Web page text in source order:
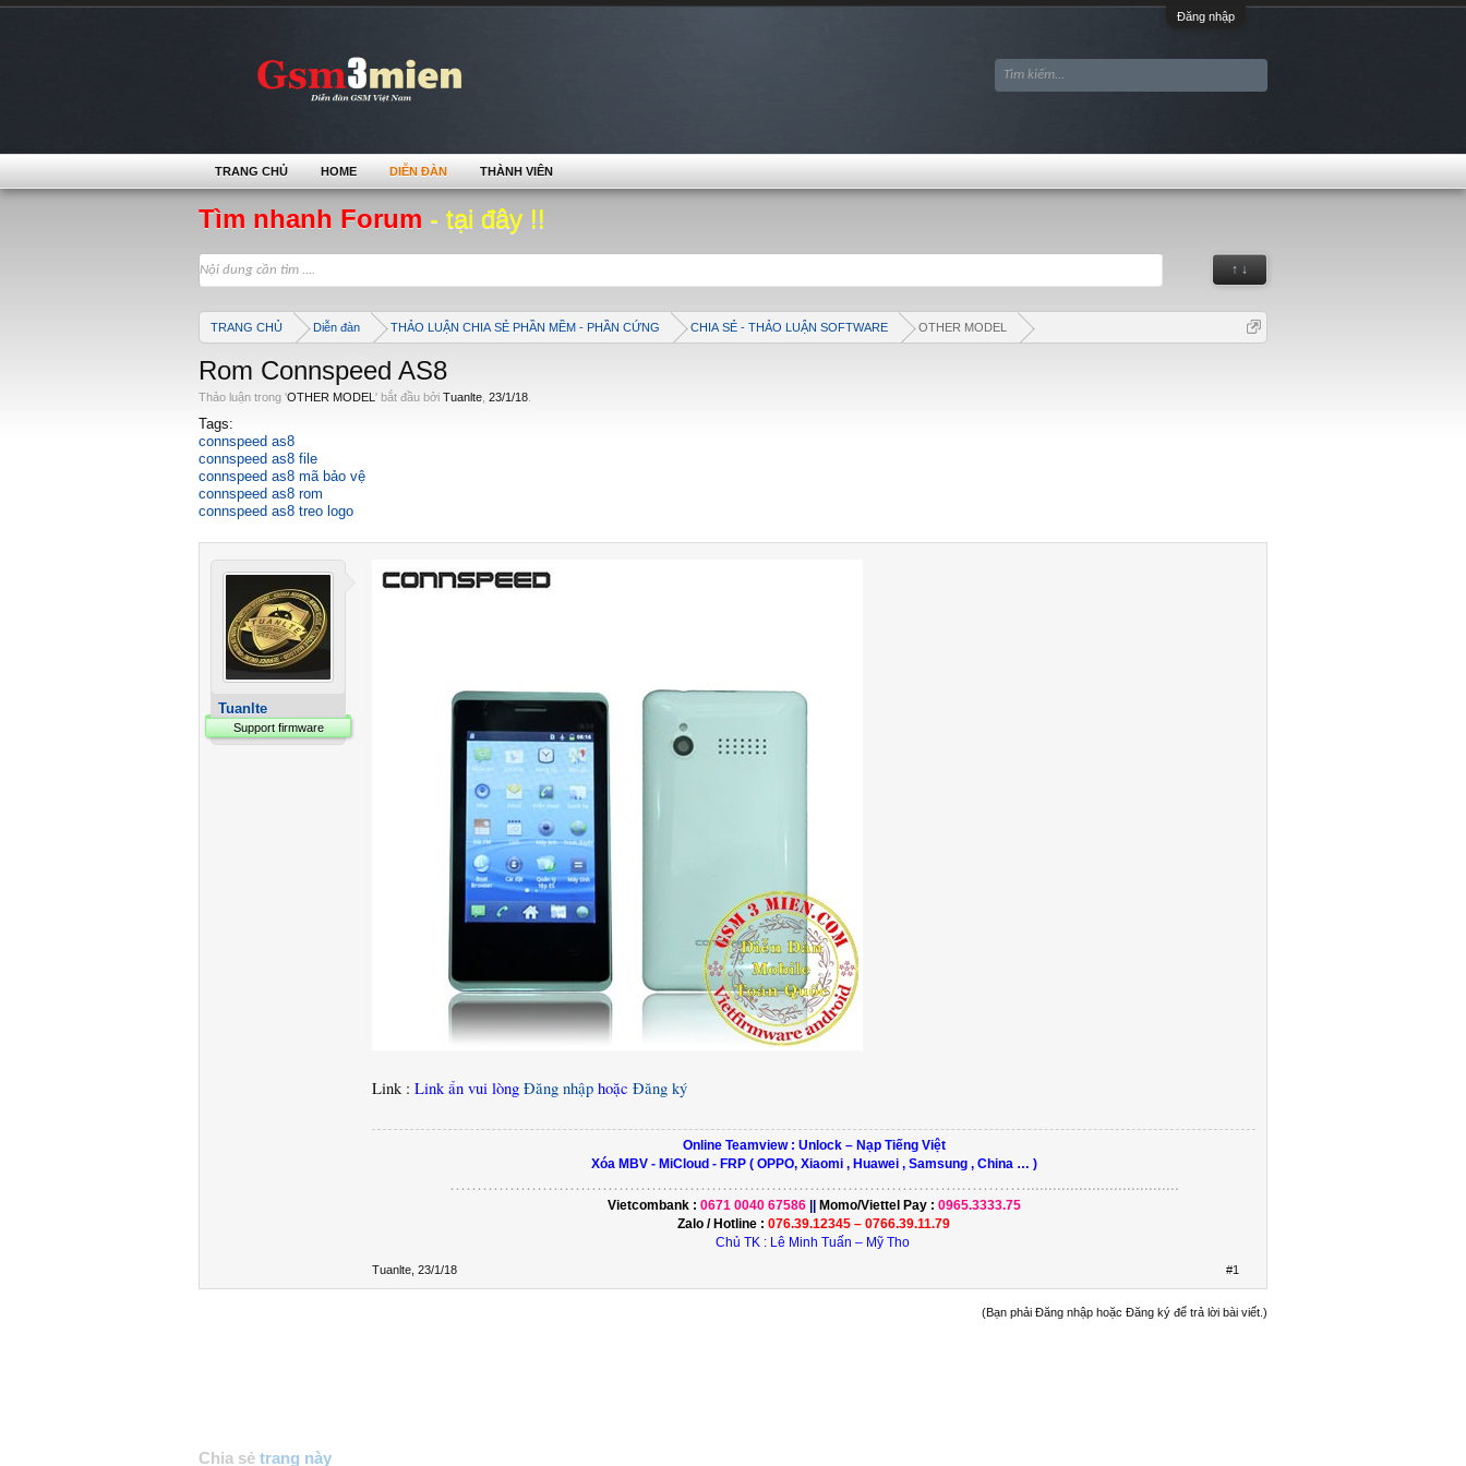
Đăng nhập
Tìm nhanh Forum - tại đây !!
↑ ↓
TRANG CHỦ Diễn đàn THẢO LUẬN CHIA SẺ PHẦN MỀM - PHẦN CỨNG CHIA SẺ - THẢO LUẬN SOFTWARE OTHER MODEL
Rom Connspeed AS8
Thảo luận trong 'OTHER MODEL ' bắt đầu bởi Tuanlte 23/1/18
Tags:
connspeed as8
connspeed as8 file
connspeed as8 mã bảo vệ
connspeed as8 rom
connspeed as8 treo logo
Tuanlte
Support firmware
Link : Link ẩn vui lòng Đăng nhập hoặc Đăng ký
Online Teamview : Unlock – Nạp Tiếng Việt
Xóa MBV - MiCloud - FRP ( OPPO, Xiaomi , Huawei , Samsung , China … )
………………………………………………………………………………….…………...................................
Vietcombank : 0671 0040 67586 Momo/Viettel Pay : 0965.3333.75
Zalo / Hotline : 076.39.12345 – 0766.39.11.79
Chủ TK : Lê Minh Tuấn – Mỹ Tho
Tuanlte 23/1/18 #1
(Bạn phải Đăng nhập hoặc Đăng ký để trả lời bài viết.)
Chia sẻ trang này
TRANG CHỦ HOME DIỄN ĐÀN THÀNH VIÊN